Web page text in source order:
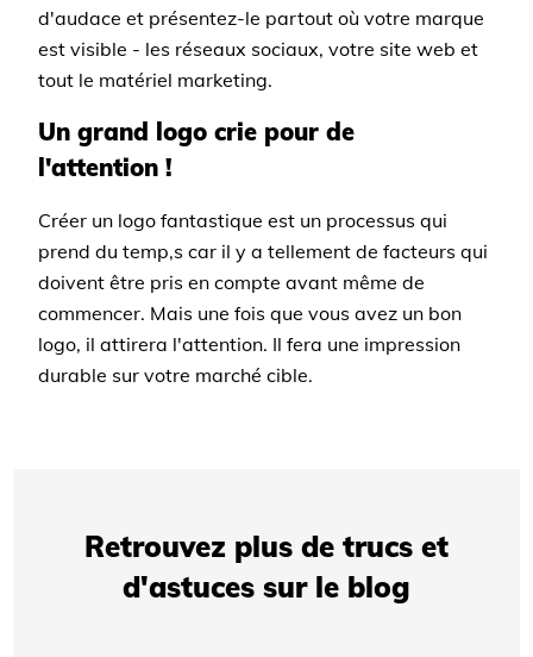
d'audace et présentez-le partout où votre marque
est visible - les réseaux sociaux, votre site web et
tout le matériel marketing.
Un grand logo crie pour de
l'attention !
Créer un logo fantastique est un processus qui
prend du temp,s car il y a tellement de facteurs qui
doivent être pris en compte avant même de
commencer. Mais une fois que vous avez un bon
logo, il attirera l'attention. Il fera une impression
durable sur votre marché cible.
Retrouvez plus de trucs et
d'astuces sur le blog